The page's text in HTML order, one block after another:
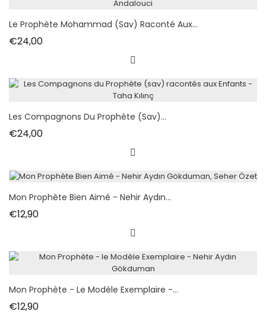
Le Prophète Mohammad (sav) Raconté Aux...
€24,00Fiyat
Les Compagnons Du Prophète (sav)...
€24,00Fiyat
Mon Prophète Bien Aimé - Nehir Aydın...
€12,90Fiyat
Mon Prophète - Le Modèle Exemplaire -...
€12,90Fiyat